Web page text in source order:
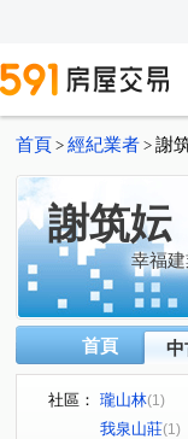
首頁 > 經紀業者 > 謝
謝筑妘
幸福
首頁 中
社區： 瓏山林(1)
我泉山莊(1)